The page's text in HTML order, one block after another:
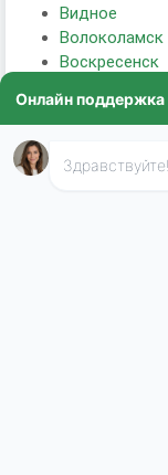
Видное
Волоколамск
Воскресенск
Голицыно
Дзержинский